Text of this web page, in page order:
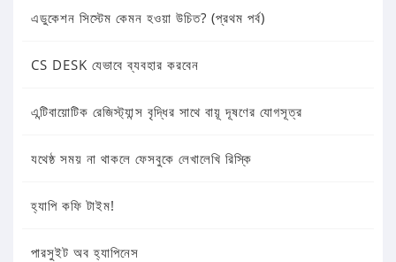
এডুকেশন সিস্টেম কেমন হওয়া উচিত? (প্রথম পর্ব)
CS DESK যেভাবে ব্যবহার করবেন
এন্টিবায়োটিক রেজিস্ট্যান্স বৃদ্ধির সাথে বায়ূ দূষণের যোগসূত্র
যথেষ্ঠ সময় না থাকলে ফেসবুকে লেখালেখি রিস্কি
হ্যাপি কফি টাইম!
পারসুইট অব হ্যাপিনেস